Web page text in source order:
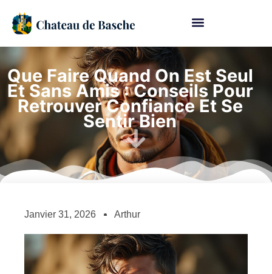
Que Faire Quand On Est Seul
Et Sans Amis : Conseils Pour
Retrouver Confiance Et Se
Sentir Bien
Janvier 31, 2026 Arthur